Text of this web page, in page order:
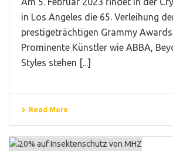
in Los Angeles die 65. Verleihung
prestigeträchtigen Grammy
Prominente Künstler wie ABBA,
Styles stehen [...]
Read More